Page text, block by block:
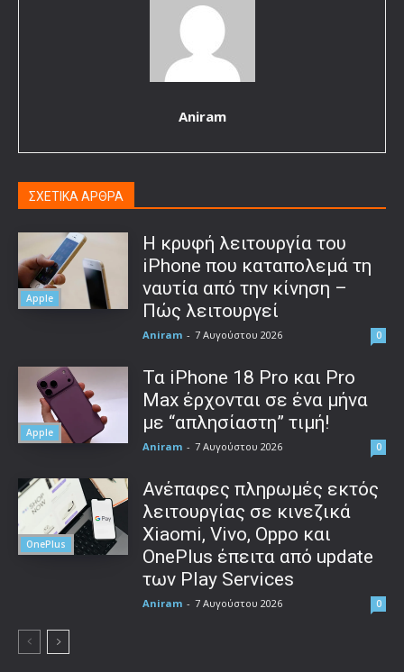
Aniram
ΣΧΕΤΙΚΑ ΑΡΘΡΑ
Apple
Η κρυφή λειτουργία του
iPhone που καταπολεμά τη
ναυτία από την κίνηση –
Πώς λειτουργεί
Aniram - 7 Αυγούστου 2026 0
Apple
Τα iPhone 18 Pro και Pro
Max έρχονται σε ένα μήνα
με “απλησίαστη” τιμή!
Aniram - 7 Αυγούστου 2026 0
OnePlus
Ανέπαφες πληρωμές εκτός
λειτουργίας σε κινεζικά
Xiaomi, Vivo, Oppo και
OnePlus έπειτα από update
των Play Services
Aniram - 7 Αυγούστου 2026 0